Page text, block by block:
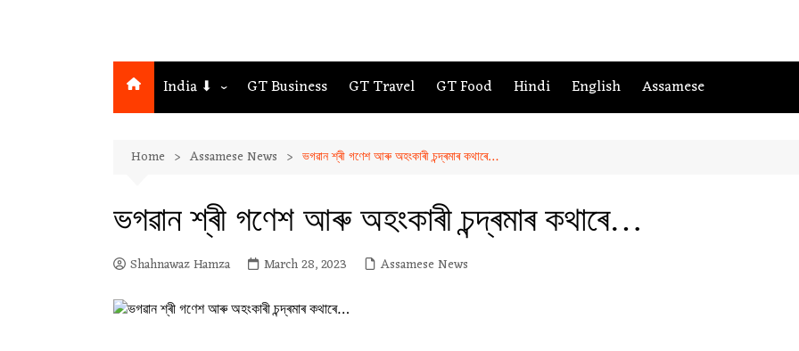
India ⬇
Guwahati
GT Business GT Travel GT Food Hindi English Assamese
Home Assamese News ভগৱান শ্ৰী গণেশ আৰু অহংকাৰী চন্দ্ৰমাৰ কথাৰে…
ভগৱান শ্ৰী গণেশ আৰু অহংকাৰী চন্দ্ৰমাৰ কথাৰে…
Shahnawaz Hamza March 28, 2023 Assamese News